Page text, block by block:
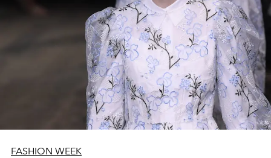
FASHION WEEK